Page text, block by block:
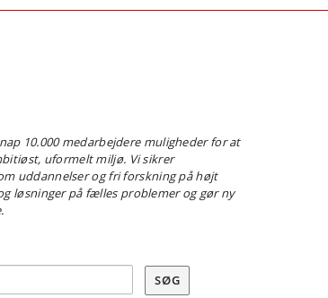
10.000 medarbejdere muligheder for at
uformelt miljø. Vi sikrer
uddannelser og fri forskning på højt
løsninger på fælles problemer og gør ny
SØG